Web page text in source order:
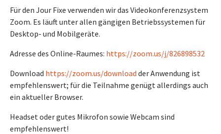
Für den Jour Fixe verwenden wir das Videokonferenzsystem
Zoom. Es läuft unter allen gängigen Betriebssystemen für
Desktop- und Mobilgeräte.
Adresse des Online-Raumes: https://zoom.us/j/826898532
Download https://zoom.us/download der Anwendung ist
empfehlenswert; für die Teilnahme genügt allerdings auch
ein aktueller Browser.
Headset oder gutes Mikrofon sowie Webcam sind
empfehlenswert!